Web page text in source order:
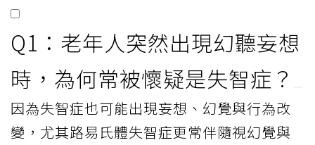
Q1：老年人突然出現幻聽妄想
時，為何常被懷疑是失智症？
因為失智症也可能出現妄想、幻覺與行為改
變，尤其路易氏體失智症更常伴隨視幻覺與